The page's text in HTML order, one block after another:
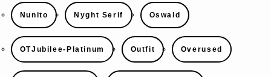
Nunito Nyght Serif Oswald
OTJubilee-Platinum Outfit Overused